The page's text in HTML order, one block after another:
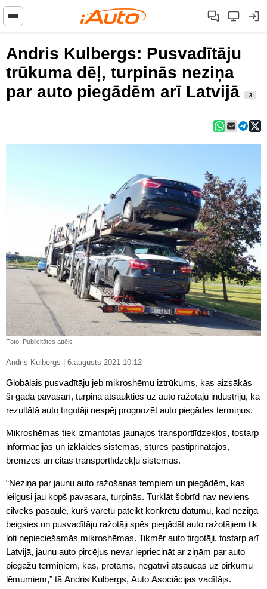
Andris Kulbergs: Pusvadītāju
trūkuma dēļ, turpinās neziņa
par auto piegādēm arī Latvijā
3
Foto: Publicitātes attēls
Andris Kulbergs | 6.augusts 2021 10:12
Globālais pusvadītāju jeb mikroshēmu iztrūkums, kas aizsākās
šī gada pavasarī, turpina atsaukties uz auto ražotāju industriju, kā
rezultātā auto tirgotāji nespēj prognozēt auto piegādes termiņus.
Mikroshēmas tiek izmantotas jaunajos transportlīdzekļos, tostarp
informācijas un izklaides sistēmās, stūres pastiprinātājos,
bremzēs un citās transportlīdzekļu sistēmās.
“Neziņa par jaunu auto ražošanas tempiem un piegādēm, kas
ieilgusi jau kopš pavasara, turpinās. Turklāt šobrīd nav neviens
cilvēks pasaulē, kurš varētu pateikt konkrētu datumu, kad neziņa
beigsies un pusvadītāju ražotāji spēs piegādāt auto ražotājiem tik
ļoti nepieciešamās mikroshēmas. Tikmēr auto tirgotāji, tostarp arī
Latvijā, jaunu auto pircējus nevar iepriecināt ar ziņām par auto
piegāžu termiņiem, kas, protams, negatīvi atsaucas uz pirkumu
lēmumiem,” tā Andris Kulbergs, Auto Asociācijas vadītājs.